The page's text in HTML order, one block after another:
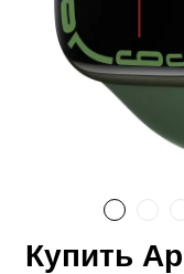
Купить